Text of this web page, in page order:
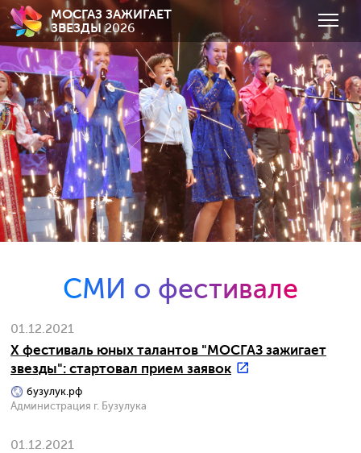
МОСГАЗ ЗАЖИГАЕТ
ЗВЕЗДЫ2026
СМИ о фестивале
01.12.2021
X фестиваль юных талантов "МОСГАЗ зажигает
звезды": стартовал прием заявок
бузулук.рф
Администрация г. Бузулука
01.12.2021